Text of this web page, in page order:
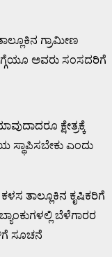
ಗ್ರಾಮೀಣ
ಅವರು ಸಂಸದರಿಗೆ
ಕ್ಷೇತ್ರಕ್ಕೆ
ಸ್ಥಾಪಿಸಬೇಕು ಎಂದು
ತಾಲ್ಲೂಕಿನ ಕೃಷಿಕರಿಗೆ
ಬೆಳೆಗಾರರ
ಸೂಚನೆ